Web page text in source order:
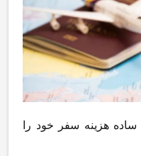
ساده هزینه سفر خود را